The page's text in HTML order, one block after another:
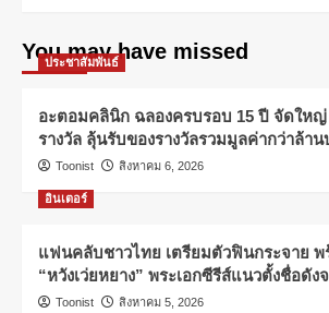
You may have missed
ประชาสัมพันธ์
อะตอมคลินิก ฉลองครบรอบ 15 ปี จัดใหญ่
รางวัล ลุ้นรับของรางวัลรวมมูลค่ากว่าล้า
Toonist สิงหาคม 6, 2026
อินเตอร์
แฟนคลับชาวไทย เตรียมตัวฟินกระจาย
“หวังเว่ยหยาง” พระเอกซีรีส์แนวตั้งชื่อดัง
Toonist สิงหาคม 5, 2026